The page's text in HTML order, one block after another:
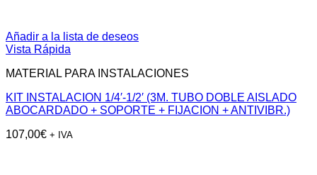
Añadir a la lista de deseos
Vista Rápida
MATERIAL PARA INSTALACIONES
KIT INSTALACION 1/4′-1/2′ (3M. TUBO DOBLE AISLADO
ABOCARDADO + SOPORTE + FIJACION + ANTIVIBR.)
107,00€ + IVA